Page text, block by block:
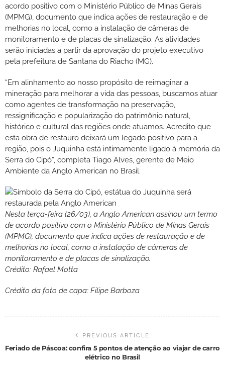
acordo positivo com o Ministério Público de Minas Gerais
(MPMG), documento que indica ações de restauração e de
melhorias no local, como a instalação de câmeras de
monitoramento e de placas de sinalização. As atividades
serão iniciadas a partir da aprovação do projeto executivo
pela prefeitura de Santana do Riacho (MG).
“Em alinhamento ao nosso propósito de reimaginar a
mineração para melhorar a vida das pessoas, buscamos atuar
como agentes de transformação na preservação,
ressignificação e popularização do patrimônio natural,
histórico e cultural das regiões onde atuamos. Acredito que
esta obra de restauro deixará um legado positivo para a
região, pois o Juquinha está intimamente ligado à memória da
Serra do Cipó”, completa Tiago Alves, gerente de Meio
Ambiente da Anglo American no Brasil.
Nesta terça-feira (26/03), a Anglo American assinou um termo
de acordo positivo com o Ministério Público de Minas Gerais
(MPMG), documento que indica ações de restauração e de
melhorias no local, como a instalação de câmeras de
monitoramento e de placas de sinalização.
Crédito: Rafael Motta
Crédito da foto de capa: Filipe Barboza
PREVIOUS ARTICLE
Feriado de Páscoa: confira 5 pontos de atenção ao viajar de carro
elétrico no Brasil